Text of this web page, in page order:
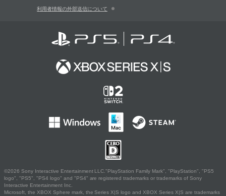
利用者情報の外部送信について
©2026 Sony Interactive Entertainment LLC."PlayStation Family Mark", "PlayStation", "PS5
logo", "PS5", "PS4 logo" and "PS4" are registered trademarks or trademarks of Sony
Interactive Entertainment Inc.
Microsoft, the XBOX Sphere mark, the Series X|S logo and XBOX Series X|S are trademarks